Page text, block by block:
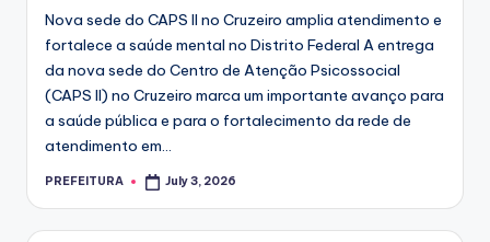
Nova sede do CAPS II no Cruzeiro amplia atendimento e
fortalece a saúde mental no Distrito Federal A entrega
da nova sede do Centro de Atenção Psicossocial
(CAPS II) no Cruzeiro marca um importante avanço para
a saúde pública e para o fortalecimento da rede de
atendimento em...
Posted
PREFEITURA July 3, 2026